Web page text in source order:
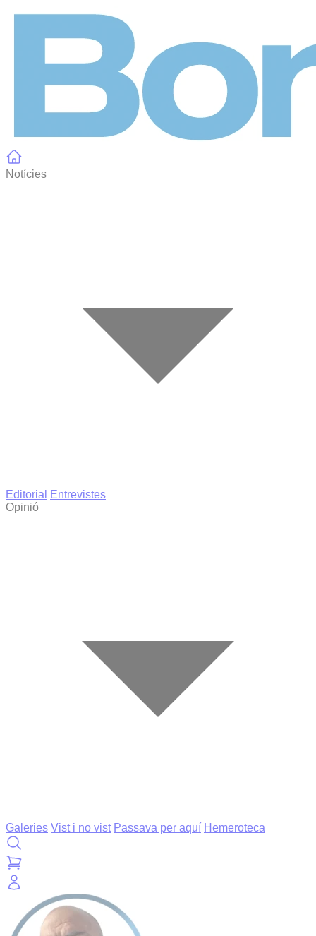
Notícies
Editorial
Entrevistes
Opinió
Galeries Vist i no vist Passava per aquí Hemeroteca